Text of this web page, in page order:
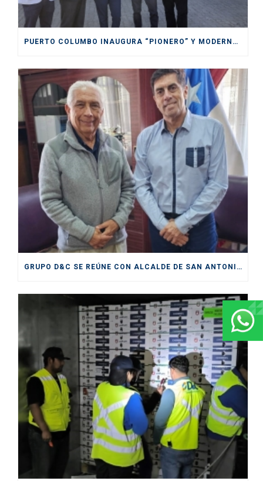
PUERTO COLUMBO INAUGURA “PIONERO” Y MODERNO SITIO DE INSPECCIÓN SAG EN SAN ANTONIO
GRUPO D&C SE REÚNE CON ALCALDE DE SAN ANTONIO